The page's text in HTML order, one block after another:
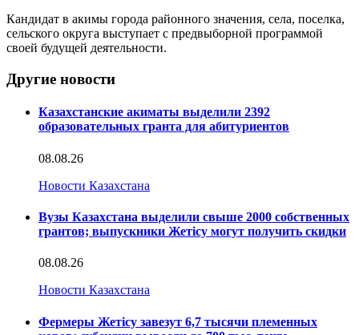
Кандидат в акимы города районного значения, села, поселка,
сельского округа выступает с предвыборной программой
своей будущей деятельности.
Другие новости
Казахстанские акиматы выделили 2392
образовательных гранта для абитуриентов
08.08.26
Новости Казахстана
Вузы Казахстана выделили свыше 2000 собственных
грантов; выпускники Жетісу могут получить скидки
08.08.26
Новости Казахстана
Фермеры Жетісу завезут 6,7 тысячи племенных